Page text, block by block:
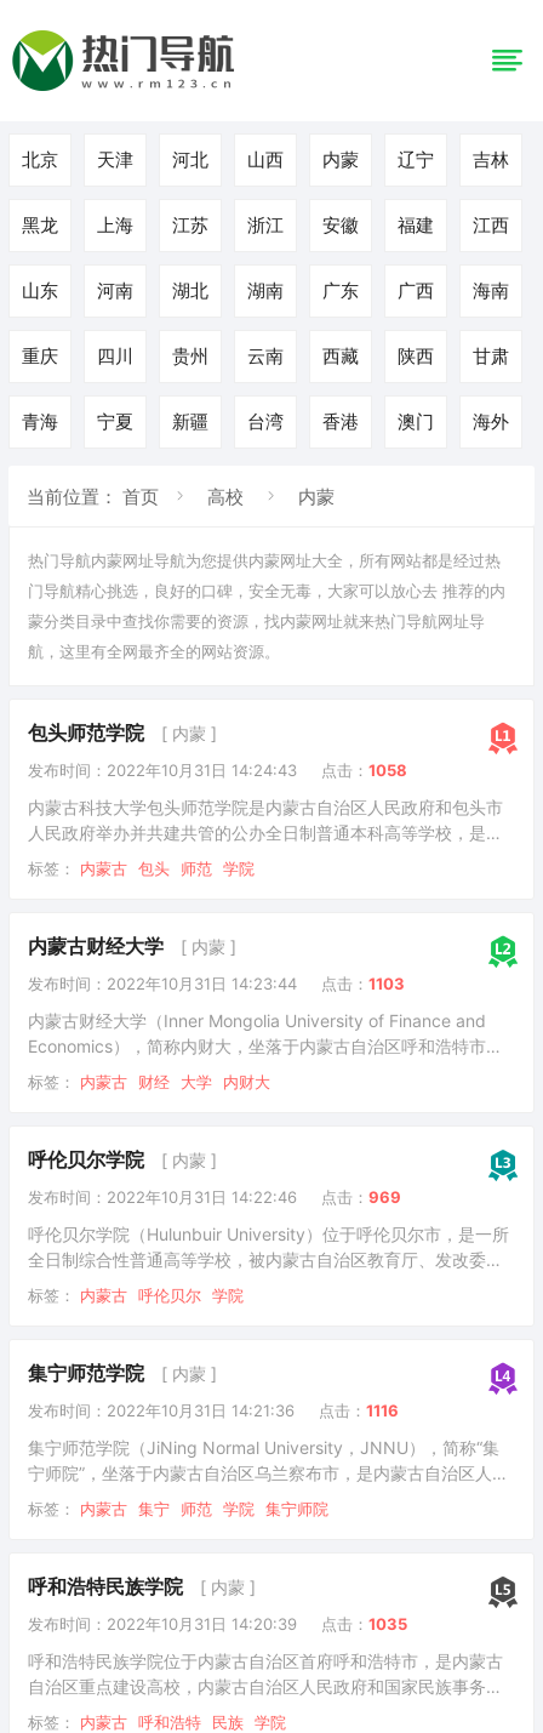
北京 天津 河北 山西 内蒙 辽宁 吉林
黑龙 上海 江苏 浙江 安徽 福建 江西
山东 河南 湖北 湖南 广东 广西 海南
重庆 四川 贵州 云南 西藏 陕西 甘肃
青海 宁夏 新疆 台湾 香港 澳门 海外
当前位置： 首页 高校 内蒙
热门导航内蒙网址导航为您提供内蒙网址大全，所有网站都是经过热
门导航精心挑选，良好的口碑，安全无毒，大家可以放心去 推荐的内
蒙分类目录中查找你需要的资源，找内蒙网址就来热门导航网址导
航，这里有全网最齐全的网站资源。
包头师范学院 [ 内蒙 ]
发布时间：2022年10月31日 14:24:43 点击： 1058
内蒙古科技大学包头师范学院是内蒙古自治区人民政府和包头市
人民政府举办并共建共管的公办全日制普通本科高等学校，是内
蒙古自治区本科院校“数字校园标杆学校”建设单位、自治区级深化
创新创业教育改革示范高校、内蒙古自治区社会体育指导员培训
球协会教练员裁判员培训基地、包头市示范性创业孵化基地。
标签： 内蒙古 包头 师范 学院
内蒙古财经大学 [ 内蒙 ]
发布时间：2022年10月31日 14:23:44 点击： 1103
内蒙古财经大学（Inner Mongolia University of Finance and
Economics），简称内财大，坐落于内蒙古自治区呼和浩特市，
是内蒙古自治区人民政府举办的全日制普通高等学校，入选数据
中国“百校工程”产教融合创新先行先试合作院校项目、“双万计
标签： 内蒙古 财经 大学 内财大
呼伦贝尔学院 [ 内蒙 ]
发布时间：2022年10月31日 14:22:46 点击： 969
呼伦贝尔学院（Hulunbuir University）位于呼伦贝尔市，是一所
全日制综合性普通高等学校，被内蒙古自治区教育厅、发改委、
财政厅列为转型发展试点高校，入选国家“十三五”应用型本科产教
融合发展工程百所高校、教育部首批新工科研究与实践项目。
标签： 内蒙古 呼伦贝尔 学院
集宁师范学院 [ 内蒙 ]
发布时间：2022年10月31日 14:21:36 点击： 1116
集宁师范学院（JiNing Normal University，JNNU），简称“集
宁师院”，坐落于内蒙古自治区乌兰察布市，是内蒙古自治区人民
政府举办，由自治区和乌兰察布市共建的一所公办全日制普通本
科院校、内蒙古自治区整体转型发展试点学校。
标签： 内蒙古 集宁 师范 学院 集宁师院
呼和浩特民族学院 [ 内蒙 ]
发布时间：2022年10月31日 14:20:39 点击： 1035
呼和浩特民族学院位于内蒙古自治区首府呼和浩特市，是内蒙古
自治区重点建设高校，内蒙古自治区人民政府和国家民族事务委
员会共建高校。
标签： 内蒙古 呼和浩特 民族 学院